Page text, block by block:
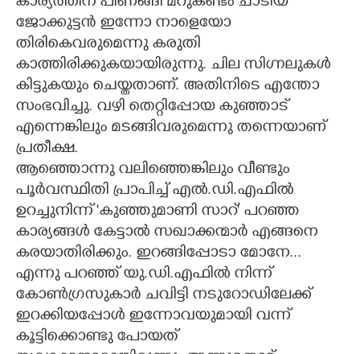
ജോക്കുട്ടൻ ഇന്നോ നാളെയോ
തിരികെവരുമെന്നു കരുതി
കാത്തിരിക്കുകയായിരുന്നു. ചില സിഗ്നലുകൾ
കിട്ടുകയും ചെയ്തതാണ്. അതിനിടെ എന്തോ
സംഭവിച്ചു. വഴി തെറ്റിപ്പോയ കുഞ്ഞാട്
എന്നെങ്കിലും മടങ്ങിവരുമെന്നു തന്നെയാണ്
പ്രതീക്ഷ.
ആഞ്ഞൊന്നു വലിഞ്ഞെങ്കിലും വീണ്ടും
പൂർവസ്ഥിതി പ്രാപിച്ച് എൽ.ഡി.എഫിൽ
ഉറച്ചുനിന്ന് 'കുഞ്ഞുമാണി സാറ്" പറഞ്ഞ
കാര്യങ്ങൾ കേട്ടാൽ സഖാക്കന്മാർ എങ്ങനെ
കരയാതിരിക്കും. ഇറങ്ങിപ്പോടാ മോനേ...
എന്നു പറഞ്ഞ് യു.ഡി.എഫിൽ നിന്ന്
കോൺഗ്രസുകാർ ചവിട്ടി നടുറോഡിലേക്ക്
ഇറക്കിയപ്പോൾ ഇന്നോവയുമായി വന്ന്
കൂട്ടിക്കൊണ്ടു പോയത്